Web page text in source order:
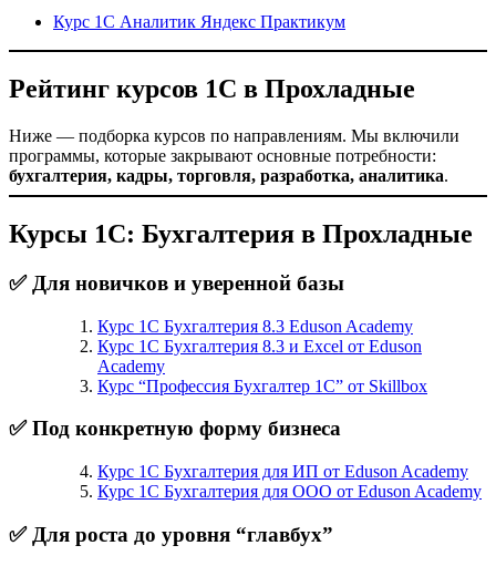
Курс 1С Аналитик Яндекс Практикум
Рейтинг курсов 1С в Прохладные
Ниже — подборка курсов по направлениям. Мы включили
программы, которые закрывают основные потребности:
бухгалтерия, кадры, торговля, разработка, аналитика.
Курсы 1С: Бухгалтерия в Прохладные
✅ Для новичков и уверенной базы
Курс 1С Бухгалтерия 8.3 Eduson Academy
Курс 1С Бухгалтерия 8.3 и Excel от Eduson
Academy
Курс “Профессия Бухгалтер 1С” от Skillbox
✅ Под конкретную форму бизнеса
Курс 1С Бухгалтерия для ИП от Eduson Academy
Курс 1С Бухгалтерия для ООО от Eduson Academy
✅ Для роста до уровня “главбух”